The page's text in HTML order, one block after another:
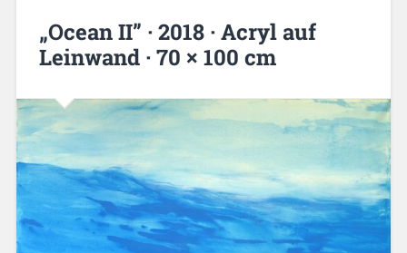
„Ocean II” · 2018 · Acryl auf
Leinwand · 70 × 100 cm